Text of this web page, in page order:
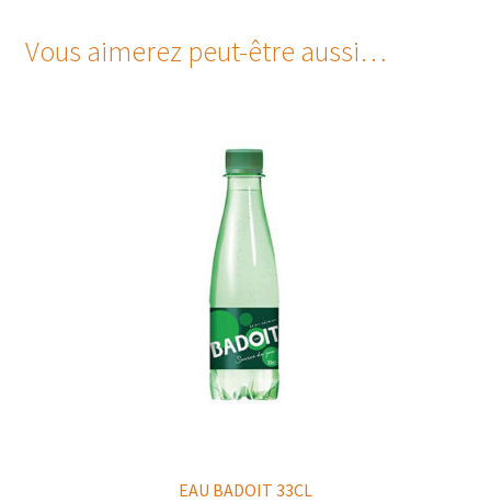
Vous aimerez peut-être aussi…
EAU BADOIT 33CL